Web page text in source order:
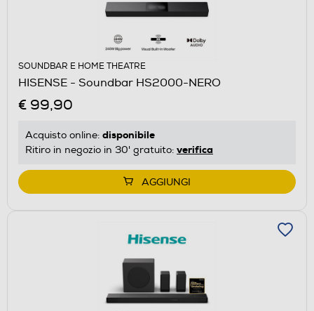
SOUNDBAR E HOME THEATRE
HISENSE - Soundbar HS2000-NERO
€ 99,90
Acquisto online: disponibile
Ritiro in negozio in 30' gratuito: verifica
AGGIUNGI